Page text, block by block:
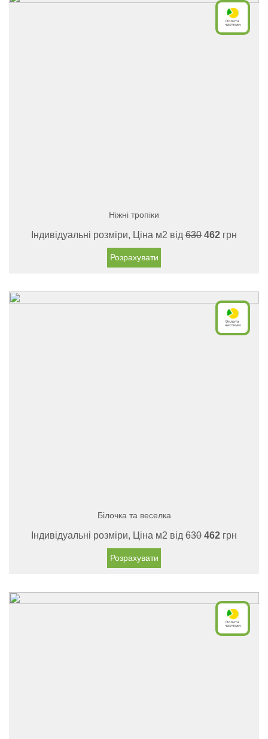
Ніжні тропіки
Індивідуальні розміри, Ціна м2 від 630 462 грн
Розрахувати
Білочка та веселка
Індивідуальні розміри, Ціна м2 від 630 462 грн
Розрахувати